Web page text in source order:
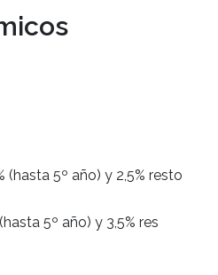
(hasta 5º año) y 2,5% resto
5º año) y 3,5% res